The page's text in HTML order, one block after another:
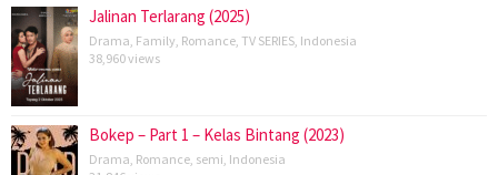
Jalinan Terlarang (2025)
Drama Family Romance TV SERIES Indonesia
38,960 views
Bokep – Part 1 – Kelas Bintang (2023)
Drama Romance semi Indonesia